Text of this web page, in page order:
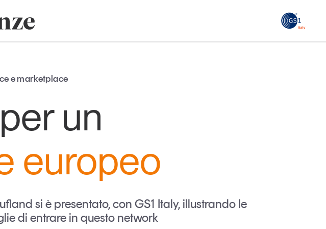
GS1
stampa
Studi e ricerche
e marketplace
un
europeo
si è presentato, con GS1 Italy, illustrando le
di entrare in questo network